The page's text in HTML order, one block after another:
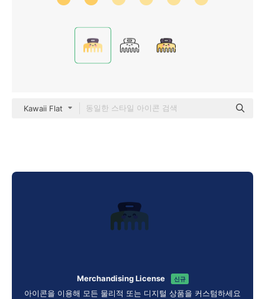
Kawaii Flat
Merchandising License 신규
아이콘을 이용해 모든 물리적 또는 디지털 상품을 커스텀하세요